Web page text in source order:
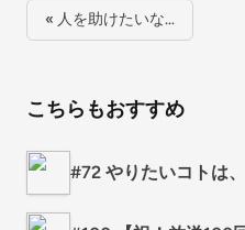
« 人を助けたいな…
こちらもおすすめ
#72 やりたいコトは